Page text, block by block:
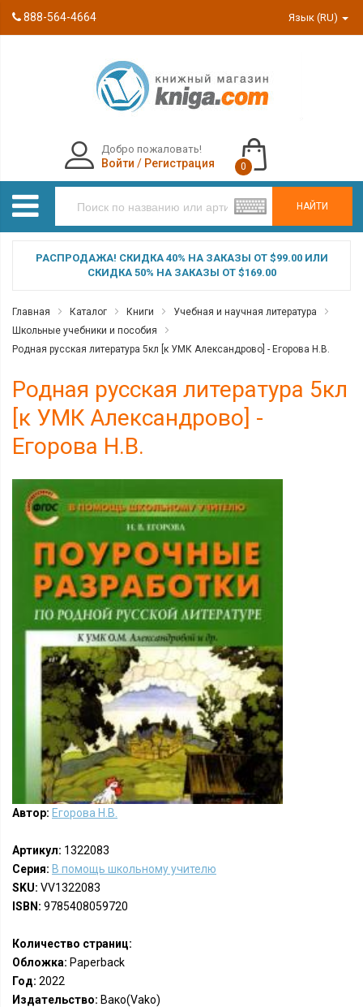
888-564-4664 Язык (RU)
НАЙТИ
Добро пожаловать!
Войти / Регистрация 0
РАСПРОДАЖА! СКИДКА 40% НА ЗАКАЗЫ ОТ $99.00 ИЛИ
СКИДКА 50% НА ЗАКАЗЫ ОТ $169.00
Главная Каталог Книги
Учебная и научная литература
Школьные учебники и пособия
Родная русская литература 5кл [к УМК Александрово] - Егорова Н.В.
Родная русская литература 5кл
[к УМК Александрово] -
Егорова Н.В.
Автор: Егорова Н.В.
Артикул: 1322083
Серия: В помощь школьному учителю
SKU: VV1322083
ISBN: 9785408059720
Количество страниц:
Обложка: Paperback
Год: 2022
Издательство: Вако(Vako)